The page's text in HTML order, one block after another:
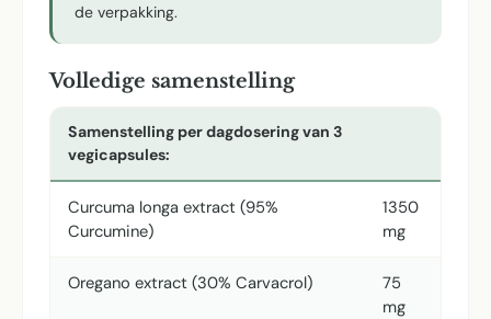
de verpakking.
Volledige samenstelling
Samenstelling per dagdosering van 3
vegicapsules:
Curcuma longa extract (95%
Curcumine)
1350
mg
Oregano extract (30% Carvacrol)
75
mg